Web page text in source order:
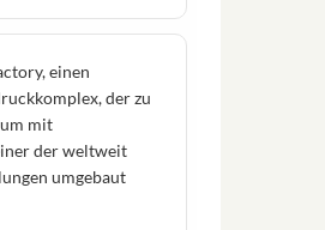
einen
der zu
mit
der weltweit
umgebaut